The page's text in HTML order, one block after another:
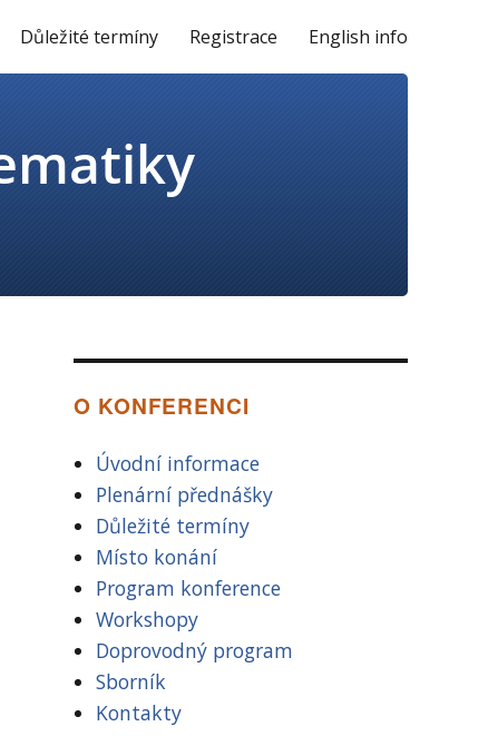
Důležité termíny Registrace English info
O KONFERENCI
Úvodní informace
Plenární přednášky
Důležité termíny
Místo konání
Program konference
Workshopy
Doprovodný program
Sborník
Kontakty